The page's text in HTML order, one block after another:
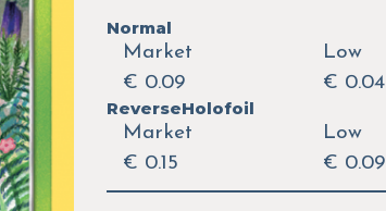
Normal
Market
€ 0.09
Low
€ 0.04
ReverseHolofoil
Market
€ 0.15
Low
€ 0.09